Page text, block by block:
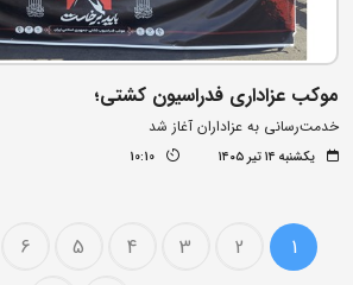
موکب عزاداری فدراسیون کشتی؛
خدمت‌رسانی به عزاداران آغاز شد
یکشنبه ۱۴ تیر ۱۴۰۵ 10:10
1
2
3
4
5
6